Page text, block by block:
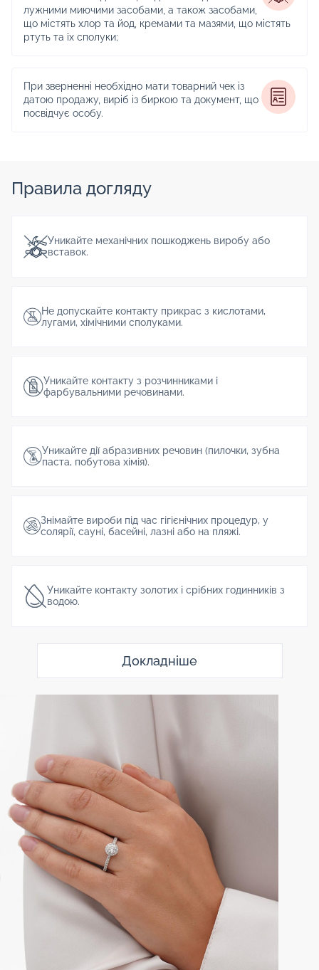
лужними миючими засобами, а також засобами,
що містять хлор та йод, кремами та мазями, що містять
ртуть та їх сполуки;
При зверненні необхідно мати товарний чек із
датою продажу, виріб із биркою та документ, що
посвідчує особу.
Правила догляду
Уникайте механічних пошкоджень виробу або
вставок.
Не допускайте контакту прикрас з кислотами,
лугами, хімічними сполуками.
Уникайте контакту з розчинниками і
фарбувальними речовинами.
Уникайте дії абразивних речовин (пилочки, зубна
паста, побутова хімія).
Знімайте вироби під час гігієнічних процедур, у
солярії, сауні, басейні, лазні або на пляжі.
Уникайте контакту золотих і срібних годинників з
водою.
Докладніше